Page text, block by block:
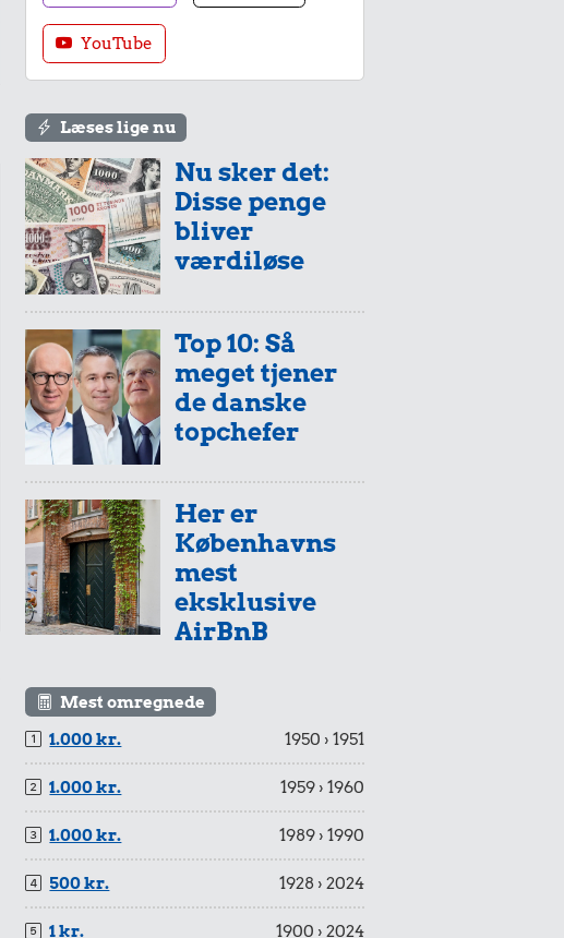
YouTube
Læses lige nu
Nu sker det:
Disse penge
bliver
værdiløse
Top 10: Så
meget tjener
de danske
topchefer
Her er
Københavns
mest
eksklusive
AirBnB
Mest omregnede
1.000 kr.
1950 › 1951
1.000 kr. 1959 › 1960
1.000 kr. 1989 › 1990
500 kr. 1928 › 2024
1 kr. 1900 › 2024